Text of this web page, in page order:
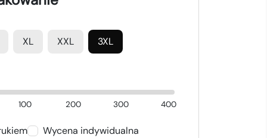
XL XXL 3XL
100 200 300 400
Wycena indywidualna